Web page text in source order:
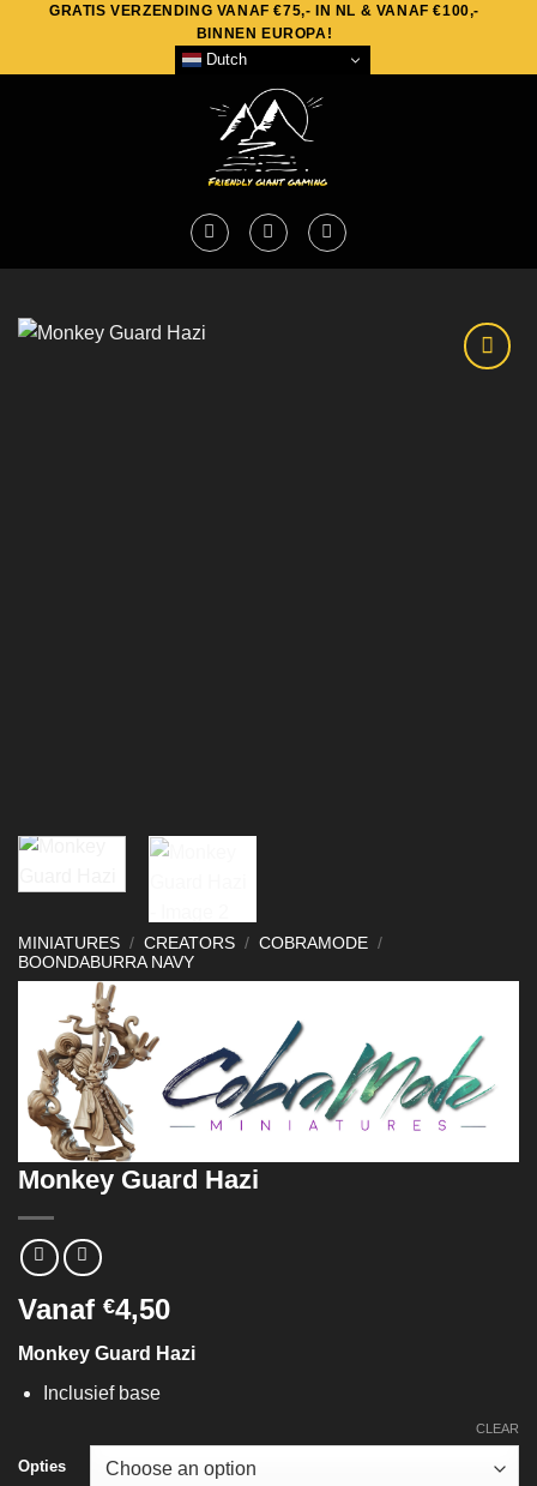
content
GRATIS VERZENDING VANAF €75,- IN NL & VANAF €100,-
BINNEN EUROPA!
Dutch
MINIATURES / CREATORS / COBRAMODE /
BOONDABURRA NAVY
Monkey Guard Hazi
Vanaf €4,50
Monkey Guard Hazi
Inclusief base
Opties
CLEAR